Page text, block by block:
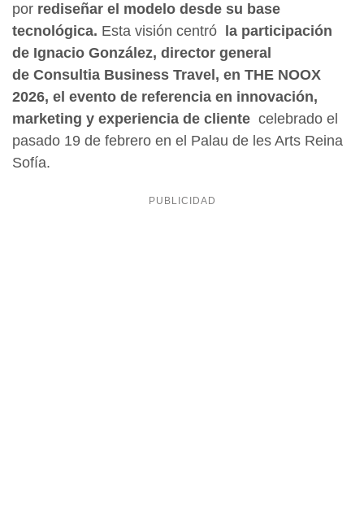
por rediseñar el modelo desde su base
tecnológica. Esta visión centró
la participación
de Ignacio González, director general
de Consultia Business Travel, en THE NOOX
2026, el evento de referencia en innovación,
marketing y experiencia de cliente celebrado el
pasado 19 de febrero en el Palau de les Arts Reina
Sofía.